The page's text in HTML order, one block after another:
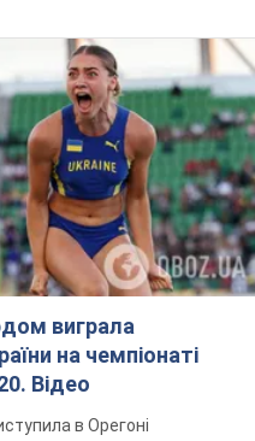
виграла
на чемпіонаті
Відео
в Орегоні